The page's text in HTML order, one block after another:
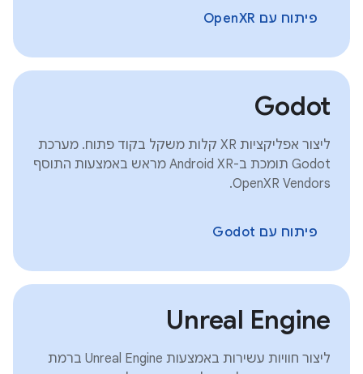
פיתוח עם OpenXR
Godot
ליצור אפליקציות XR קלות משקל בקוד פתוח. מערכת
Godot תומכת ב-Android XR מראש באמצעות התוסף
OpenXR Vendors.
פיתוח עם Godot
Unreal Engine
ליצור חוויות עשירות באמצעות Unreal Engine ברמת